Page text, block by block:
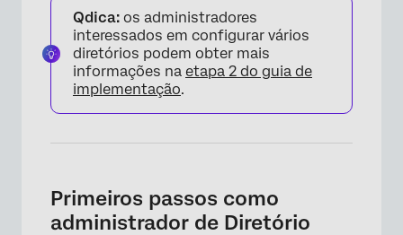
×
Qdica: os administradores
interessados em configurar vários
diretórios podem obter mais
informações na etapa 2 do guia de
implementação.
Primeiros passos como
administrador de Diretório